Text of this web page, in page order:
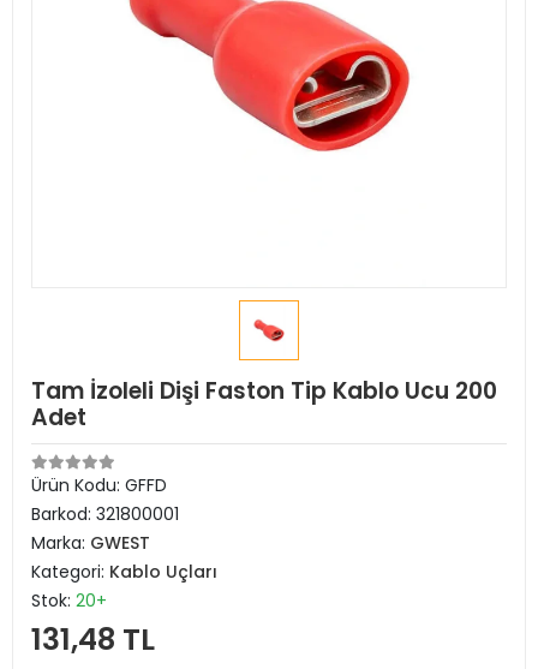
Tam İzoleli Dişi Faston Tip Kablo Ucu 200
Adet
Ürün Kodu: GFFD
Barkod: 321800001
Marka: GWEST
Kategori: Kablo Uçları
Stok: 20+
131,48 TL